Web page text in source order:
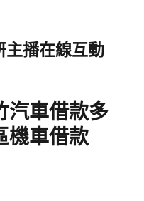
播在線互動
汽車借款多
機車借款